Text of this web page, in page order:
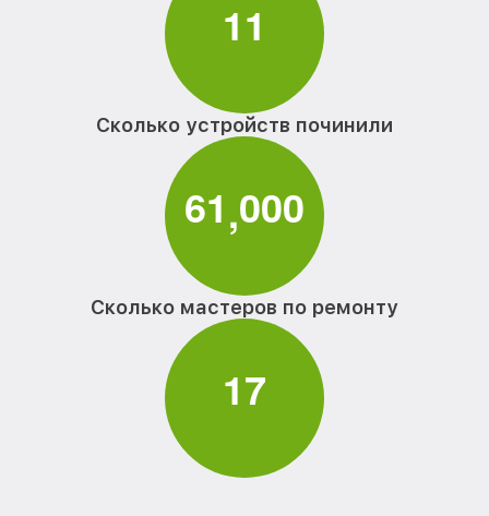
11
Сколько устройств починили
61,000
Сколько мастеров по ремонту
17